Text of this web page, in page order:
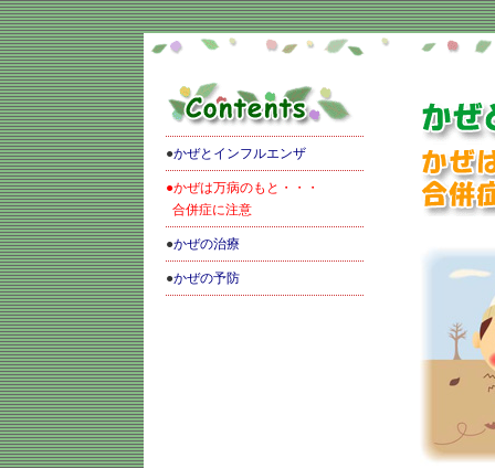
●かぜとインフルエンザ
●かぜは万病のもと・・・
合併症に注意
●かぜの治療
●かぜの予防